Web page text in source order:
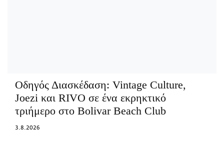
Οδηγός Διασκέδαση: Vintage Culture,
Joezi και RIVO σε ένα εκρηκτικό
τριήμερο στο Bolivar Beach Club
3.8.2026